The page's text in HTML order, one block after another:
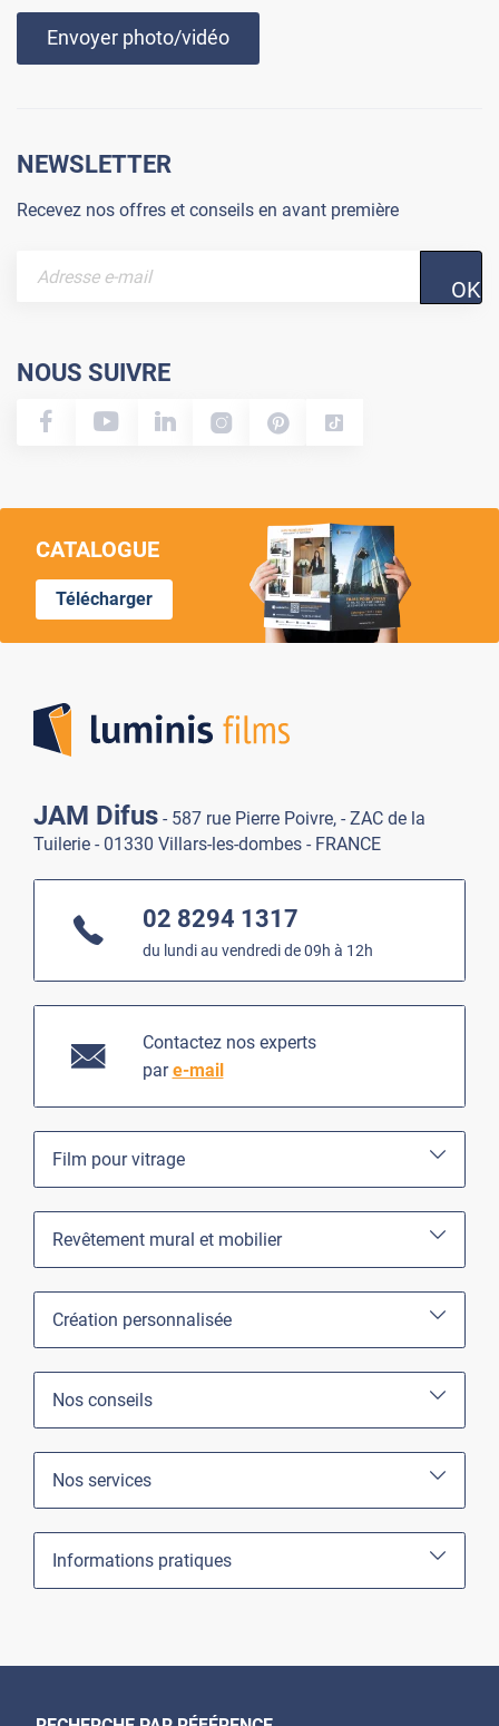
Envoyer photo/vidéo
NEWSLETTER
Recevez nos offres et conseils en avant première
OK
NOUS SUIVRE
CATALOGUE
Télécharger
JAM Difus - 587 rue Pierre Poivre, - ZAC de la
Tuilerie - 01330 Villars-les-dombes - FRANCE
02 8294 1317
du lundi au vendredi de 09h à 12h
Contactez nos experts
pare-mail
Film pour vitrage
Revêtement mural et mobilier
Création personnalisée
Nos conseils
Nos services
Informations pratiques